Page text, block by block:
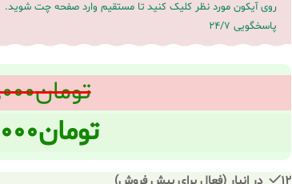
روی آیکون مورد نظر کلیک کنید تا مستقیم وارد صفحه چت شوید.
پاسخگویی 24/7
تومان
تومان